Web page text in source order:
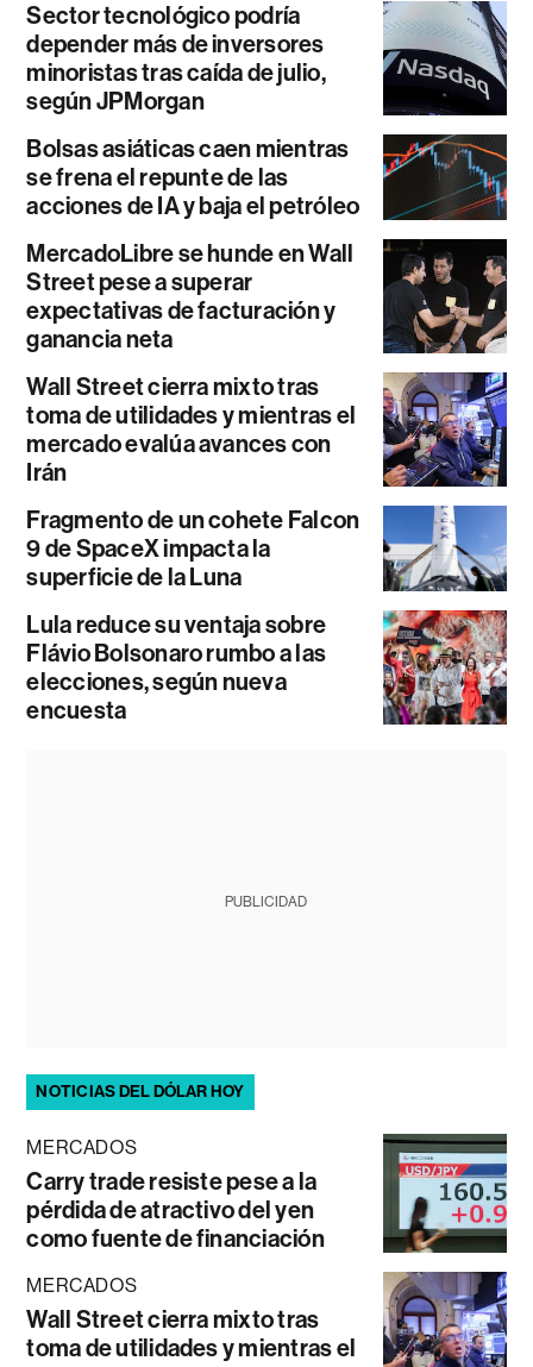
Sector tecnológico podría
depender más de inversores
minoristas tras caída de julio,
según JPMorgan
Bolsas asiáticas caen mientras
se frena el repunte de las
acciones de IA y baja el petróleo
MercadoLibre se hunde en Wall
Street pese a superar
expectativas de facturación y
ganancia neta
Wall Street cierra mixto tras
toma de utilidades y mientras el
mercado evalúa avances con
Irán
Fragmento de un cohete Falcon
9 de SpaceX impacta la
superficie de la Luna
Lula reduce su ventaja sobre
Flávio Bolsonaro rumbo a las
elecciones, según nueva
encuesta
PUBLICIDAD
NOTICIAS DEL DÓLAR HOY
MERCADOS
Carry trade resiste pese a la
pérdida de atractivo del yen
como fuente de financiación
MERCADOS
Wall Street cierra mixto tras
toma de utilidades y mientras el